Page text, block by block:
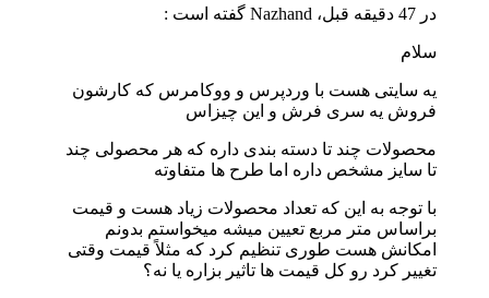
در 47 دقیقه قبل، Nazhand گفته است :
سلام
یه سایتی هست با وردپرس و ووکامرس که کارشون
فروش یه سری فرش و این چیزاس
محصولات چند تا دسته بندی داره که هر محصولی چند
تا سایز مشخص داره اما طرح ها متفاوته
با توجه به این که تعداد محصولات زیاد هست و قیمت
براساس متر مربع تعیین میشه میخواستم بدونم
امکانش هست طوری تنظیم کرد که مثلاً قیمت وقتی
تغییر کرد رو کل قیمت ها تاثیر بزاره یا نه؟